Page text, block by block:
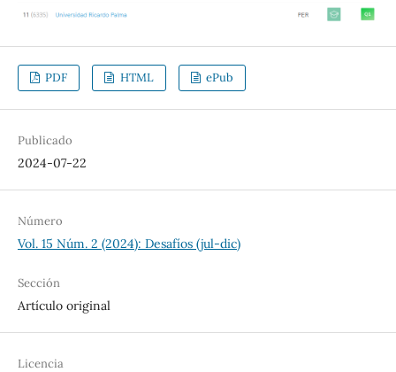
PDF HTML ePub
Publicado
2024-07-22
Número
Vol. 15 Núm. 2 (2024): Desafíos (jul-dic)
Sección
Artículo original
Licencia